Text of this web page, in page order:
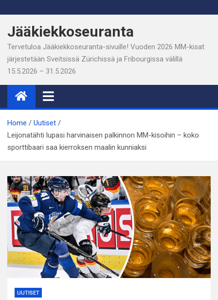
to
content
Jääkiekkoseuranta
Tervetuloa Jääkiekkoseuranta-sivuille! Vuoden 2026 MM-kisat
järjestetään Sveitsissä Zürichissä ja Fribourgissa välillä
15.5.2026 – 31.5.2026
Home
Uutiset
Leijonatähti lupasi harvinaisen palkinnon MM-kisoihin – koko
sporttibaari saa kierroksen maalin kunniaksi
UUTISET